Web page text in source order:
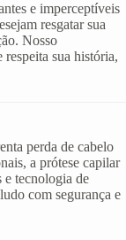
e imperceptíveis
resgatar sua
Nosso
respeita sua história,
perda de cabelo
a prótese capilar
tecnologia de
com segurança e